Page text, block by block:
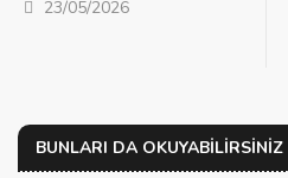
23/05/2026
BUNLARI DA OKUYABILIRSINIZ